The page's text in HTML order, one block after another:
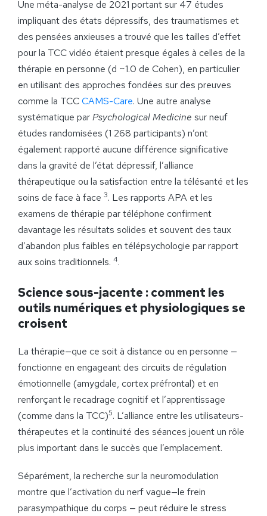
Une méta-analyse de 2021 portant sur 47 études
impliquant des états dépressifs, des traumatismes et
des pensées anxieuses a trouvé que les tailles d’effet
pour la TCC vidéo étaient presque égales à celles de la
thérapie en personne (d ~1.0 de Cohen), en particulier
en utilisant des approches fondées sur des preuves
comme la TCCCAMS-Care. Une autre analyse
systématique parPsychological Medicine sur neuf
études randomisées (1 268 participants) n’ont
également rapporté aucune différence significative
dans la gravité de l’état dépressif, l’alliance
thérapeutique ou la satisfaction entre la télésanté et les
soins de face à face 3. Les rapports APA et les
examens de thérapie par téléphone confirment
davantage les résultats solides et souvent des taux
d’abandon plus faibles en télépsychologie par rapport
aux soins traditionnels. 4.
Science sous-jacente : comment les
outils numériques et physiologiques se
croisent
La thérapie—que ce soit à distance ou en personne —
fonctionne en engageant des circuits de régulation
émotionnelle (amygdale, cortex préfrontal) et en
renforçant le recadrage cognitif et l’apprentissage
(comme dans la TCC)5. L’alliance entre les utilisateurs-
thérapeutes et la continuité des séances jouent un rôle
plus important dans le succès que l’emplacement.
Séparément, la recherche sur la neuromodulation
montre que l’activation du nerf vague—le frein
parasympathique du corps — peut réduire le stress